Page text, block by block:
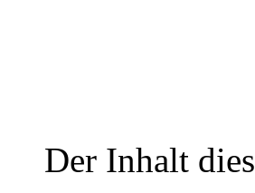
Der Inhalt